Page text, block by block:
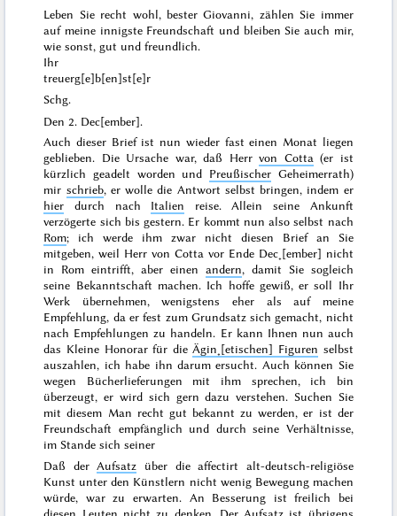
Leben Sie recht wohl, bester Giovanni, zählen Sie immer
auf meine innigste Freundschaft und bleiben Sie auch mir,
wie sonst, gut und freundlich.
Ihr
treuerg[e]b[en]st[e]r
Schg.
Den 2. Dec[ember].
Auch dieser Brief ist nun wieder fast einen Monat liegen
geblieben. Die Ursache war, daß Herrvon Cotta (er ist
kürzlich geadelt worden und Preußischer Geheimerrath)
mir schrieb, er wolle die Antwort selbst bringen, indem er
hier durch nach Italien reise. Allein seine Ankunft
verzögerte sich bisgestern. Er kommt nun also selbst nach
Rom; ich werde ihm zwar nicht diesen Brief an Sie
mitgeben, weil Herr von Cotta vor Ende Dec˖[ember] nicht
in Rom eintrifft, aber einen andern, damit Sie sogleich
seine Bekanntschaft machen. Ich hoffe gewiß, er soll Ihr
Werk übernehmen, wenigstens eher als auf meine
Empfehlung, da er fest zum Grundsatz sich gemacht, nicht
nach Empfehlungen zu handeln. Er kann Ihnen nun auch
das Kleine Honorar für dieÄgin˖[etischen] Figuren selbst
auszahlen, ich habe ihn darum ersucht. Auch können Sie
wegen Bücherlieferungen mit ihm sprechen, ich bin
überzeugt, er wird sich gern dazu verstehen. Suchen Sie
mit diesem Man recht gut bekannt zu werden, er ist der
Freundschaft empfänglich und durch seine Verhältnisse,
im Standesich seiner
Daß derAufsatz über die affectirt alt-deutsch-religiöse
Kunst unter den Künstlern nicht wenig Bewegung machen
würde, war zu erwarten. An Besserung ist freilich bei
diesen Leuten nicht zu denken. Der Aufsatz ist übrigens